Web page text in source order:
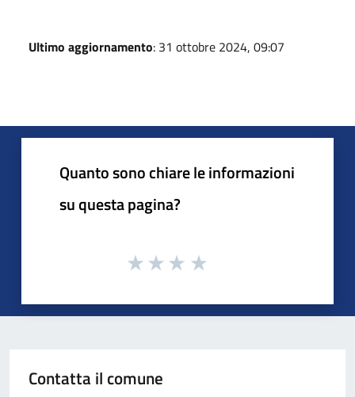
Ultimo aggiornamento: 31 ottobre 2024, 09:07
Quanto sono chiare le informazioni
su questa pagina?
Contatta il comune